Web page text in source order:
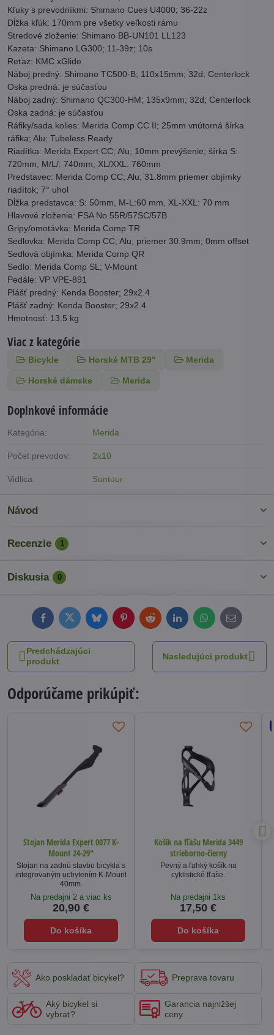
Kľuky s prevodníkmi: Shimano Cues U4000; 36-22z
Dĺžka kľúk: 170mm pre všetky veľkosti rámu
Stredové zloženie: Shimano BB-UN101 LL123
Kazeta: Shimano LG300; 11-39z; 10s
Reťaz: KMC xGlide
Náboj predný: Shimano TC500-B; 110x15mm; 32d; Centerlock
Oska predná: je súčasťou
Náboj zadný: Shimano QC300-HM; 135x9mm; 32d; Centerlock
Oska zadná: je súčasťou
Ráfiky/sada kolies: Merida Comp CC II; 25mm vnútorná šírka
ráfika; Alu; Tubeless Ready
Riadítka: Merida Expert CC; Alu; 10mm prevýšenie; šírka S:
720mm; M/L/: 740mm; XL/XXL: 760mm
Predstavec: Merida Comp CC; Alu; 31.8mm priemer objímky
riadítok; 7° uhol
Dĺžka predstavca: S: 50mm, M-L:60 mm, XL-XXL: 70 mm
Hlavové zloženie: FSA No.55R/57SC/57B
Gripy/omotávka: Merida Comp TR
Sedlovka: Merida Comp CC; Alu; priemer 30.9mm; 0mm offset
Sedlová objímka: Merida Comp QR
Sedlo: Merida Comp SL; V-Mount
Pedále: VP VPE-891
Plášť predný: Kenda Booster; 29x2.4
Plášť zadný: Kenda Booster; 29x2.4
Hmotnosť: 13.5 kg
Viac z kategórie
Bicykle Horské MTB 29" Merida
Horské dámske Merida
Doplnkové informácie
Kategória: Merida
Počet prevodov: 2x10
Vidlica: Suntour
Návod
Recenzie 1
Diskusia 0
FacebookTwitterBlueskyPinterestRedditLinkedInWhatsApp
E-
mail
Predchádzajúci
produkt
Nasledujúci produkt
Odporúčame prikúpiť:
Stojan Merida Expert 0077 K-
Mount 24-29"
Stojan na zadnú stavbu bicykla s
integrovaným uchytením K-Mount
40mm.
Na predajni 2 a viac ks
20,90 €
Do košíka
Košík na fľašu Merida 3449
strieborno-čierny
Pevný a ľahký košík na
cyklistické fľaše.
Na predajni 1ks
17,50 €
Do košíka
Ako poskladať bicykel? Preprava tovaru
Aký bicykel si
vybrať?
Garancia najnižšej
ceny